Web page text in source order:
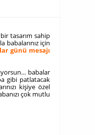
tasarım sahip
babalarınız için
günü mesajı
babalar
gibi patlatacak
kişiye özel
çok mutlu